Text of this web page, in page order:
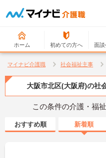
ホーム 初めての方へ 面
マイナビ介護職 社会福祉主事
大阪市北区(大阪府)の社
この条件の介護・福
おすすめ順 新着順